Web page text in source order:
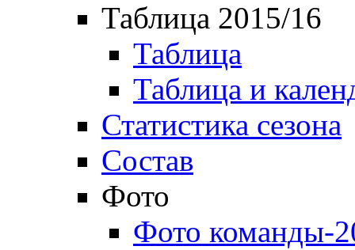
Таблица 2015/16
Таблица
Таблица и
Статистика сезона
Состав
Фото
Фото команды-